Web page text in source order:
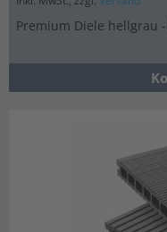
Premium Diele hellgrau